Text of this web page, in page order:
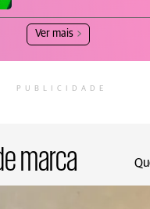
Ver mais
PUBLICIDADE
marca